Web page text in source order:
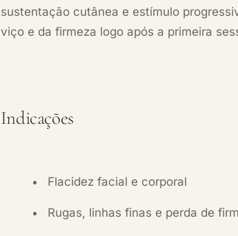
sustentação cutânea e estímulo
viço e da firmeza logo após a primeira
Indicações
Flacidez facial e corporal
Rugas, linhas finas e perda de